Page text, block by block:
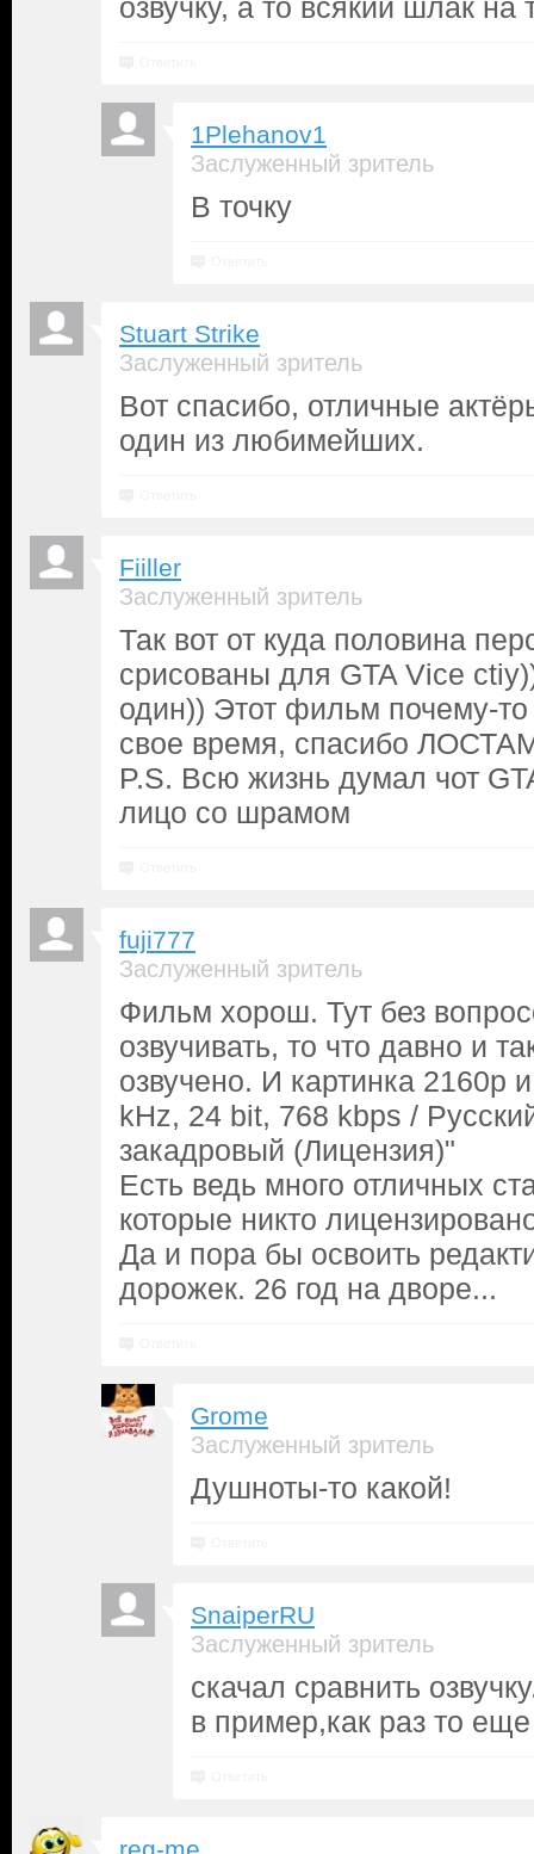
озвучку, а то всякий шлак на
1Plehanov1
Заслуженный зритель
В точку
Stuart Strike
Заслуженный зритель
Вот спасибо, отличные
один из любимейших.
Fiiller
Заслуженный зритель
Так вот от куда половина
срисованы для GTA Vice
один)) Этот фильм почему-
свое время, спасибо
P.S. Всю жизнь думал чот
лицо со шрамом
fuji777
Заслуженный зритель
Фильм хорош. Тут без
озвучивать, то что давно и
озвучено. И картинка 2160р
kHz, 24 bit, 768 kbps /
закадровый (Лицензия)"
Есть ведь много отличных
которые никто
Да и пора бы освоить
дорожек. 26 год на дворе...
Grome
Заслуженный зритель
Душноты-то какой!
SnaiperRU
Заслуженный зритель
скачал сравнить
в пример,как раз то